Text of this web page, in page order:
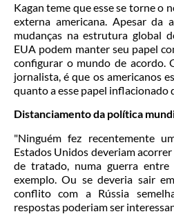
Kagan teme que esse se torne o
externa americana. Apesar da
mudanças na estrutura global
EUA podem manter seu papel
configurar o mundo de acordo.
jornalista, é que os americanos
quanto a esse papel inflacionado
Distanciamento da política
"Ninguém fez recentemente
Estados Unidos deveriam acorrer
de tratado, numa guerra
exemplo. Ou se deveria sair
conflito com a Rússia
respostas poderiam ser